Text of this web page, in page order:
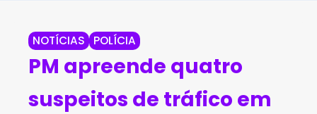
NOTÍCIAS POLÍCIA
PM apreende quatro
suspeitos de tráfico em